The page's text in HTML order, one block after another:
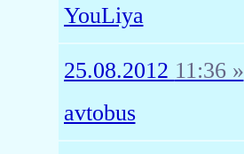
YouLiya
25.08.2012 11:36 »
avtobus